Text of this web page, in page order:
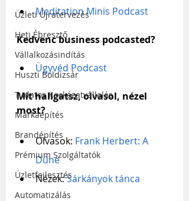
Üzleti Újratervezés
Heti Ébresztő
Vállalkozásindítás
Huszti Boldizsár
Tudatos Kockázatvállalás
Márkaépítés
Brandépítés
Prémium Szolgáltatók
Üzletfejlesztés
Automatizálás
Meditation Minis Podcast
Kedvenc business podcasted?
Ügyvéd Podcast
Mit hallgatsz, olvasol, nézel
most?
Olvasok: Frank Herbert: A
Dűne
Nézek: Sárkányok tánca